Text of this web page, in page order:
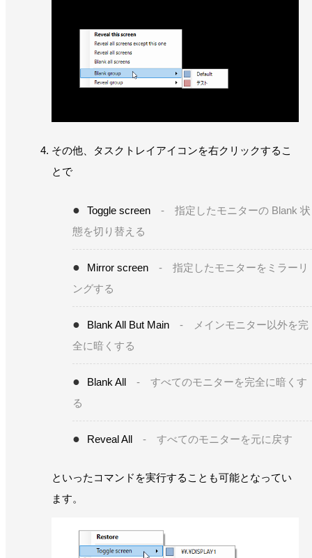
その他、タスクトレイアイコンを右クリックするこ
とで
Toggle screen - 指定したモニターの Blank 状
態を切り替える
Mirror screen - 指定したモニターをミラーリ
ングする
Blank All But Main - メインモニター以外を完
全に暗くする
Blank All - すべてのモニターを完全に暗くす
る
Reveal All - すべてのモニターを元に戻す
といったコマンドを実行することも可能となってい
ます。